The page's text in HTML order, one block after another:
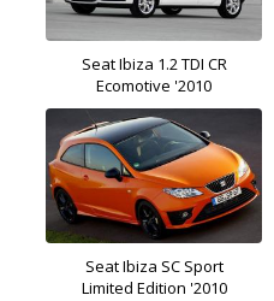
Seat Ibiza 1.2 TDI CR
Ecomotive '2010
Seat Ibiza SC Sport
Limited Edition '2010